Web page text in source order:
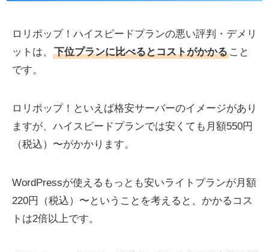
ロリポップ！ハイスピードプランの悪い評判・デメリ
ットは、
下位プランに比べるとコストがかかる こと
です。
ロリポップ！といえば格安サーバーのイメージがあり
ますが、ハイスピードプランでは安くても月額550円
（税込）〜がかかります。
WordPressが使えるもっとも安いライトプランが月額
220円（税込）〜ということを考えると、かかるコス
トは2倍以上です。